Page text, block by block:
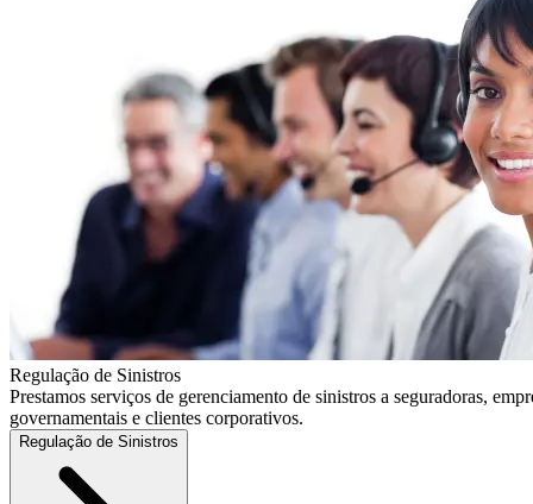
Regulação de Sinistros
Prestamos serviços de gerenciamento de sinistros a seguradoras,
governamentais e clientes corporativos.
Regulação de Sinistros